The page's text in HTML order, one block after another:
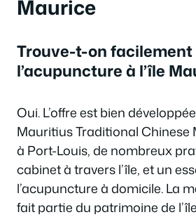
Maurice
Trouve-t-on facilement
l’acupuncture à l’île
Oui. L’offre est bien
Mauritius Traditional Chinese
à Port-Louis, de nombreux
cabinet à travers l’île, et un
l’acupuncture à domicile. La
fait partie du patrimoine de